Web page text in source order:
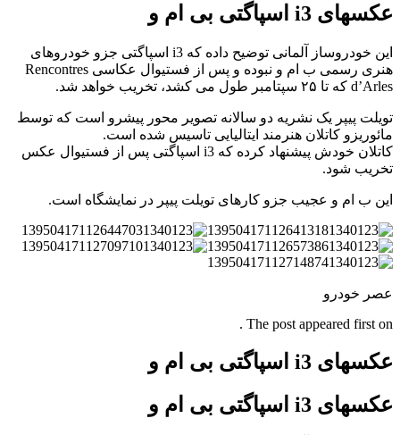
عکسهای i3 اسپاگتی بی ام و
این خودروساز آلمانی توضیح داده که i3 اسپاگتی جزو خودروهای
هنری رسمی ب ام و نبوده و پس از فستیوال عکاسی Rencontres
d’Arles که تا ۲۵ سپتامبر طول می کشد، تخریب خواهد شد.
تویلت پیپر یک نشریه دو سالانه تصویر محور پیشرو است که توسط
مائوریزو کاتلان هنرمند ایتالیایی تاسیس شده است.
کاتلان خودش پیشنهاد کرده که i3 اسپاگتی پس از فستیوال عکس
تخریب شود.
این ب ام و عجیب جزو کارهای تویلت پیپر در نمایشگاه است.
عصر خودرو
The post appeared first on .
عکسهای i3 اسپاگتی بی ام و
عکسهای i3 اسپاگتی بی ام و